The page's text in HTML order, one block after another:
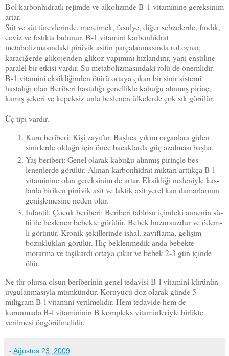
Bol karbonhidratlı rejimde ve alkolizmde B-1 vitaminine gereksinim
artar.
Süt ve süt türevlerinde, mercimek, fasulye, diğer sebzelerde, fındık,
ceviz ve fıstıkta bulunur. B-1 vitamini karbonhidrat
metabolizmasındaki pirüvik asitin parçalanma­sında rol oynar,
karaciğerde glikojenden glikoz yapımını hız­landırır, yani ensüline
paralel bir etkisi vardır. Su metaboliz­masındaki rolü de önemlidir.
B-1 vitamini eksikliğinden ötürü ortaya çıkan bir sinir sistemi
hastalığı olan Beriberi hastalığı genellikle kabuğu alınmış pi­rinç,
kamış şekeri ve kepeksiz unla beslenen ülkelerde çok sık görülür.
Üç tipi vardır.
Kuru beriberi: Kişi zayıftır. Başlıca yıkım organlara gi­den
sinirlerde olduğu için önce bacaklarda güç azalması başlar.
Yaş beriberi: Genel olarak kabuğu alınmış pirinçle bes­
lenenlerde görülür. Alınan karbonhidrat miktarı arttıkça B-l
vitaminine olan gereksinim de artar. Eksikliği nedeniyle kas­
larda biriken pirüvik asit ve laktik asit yerel kan damarlarının
genişlemesine neden olur.
İnfantil, Çocuk beriberi: Beriberi tablosu içindeki annenin sü­
tü ile beslenen bebekte görülür. Bebek huzursuzdur ve ödem-
li görünür. Kronik şekillerinde ishal, zayıflama, gelişim
bozuk­lukları görülür. Hiç beklenmedik anda bebekte
morarma ve taşikardi ortaya çıkar ve bebek 2-3 gün içinde
ölür.
Ne tür olursa olsun beriberinin genel tedavisi B-l vitamini kürünün
uygulanmasıyla mümkündür. Koruyucu doz olarak günde 5
miligram B-l vitamini verilmelidir. Hem teda­vide hem de
korunmada B-l vitamininin B kompleks vitaminleriyle birlikte
verilmesi öngörülmelidir.
- Ağustos 23, 2009